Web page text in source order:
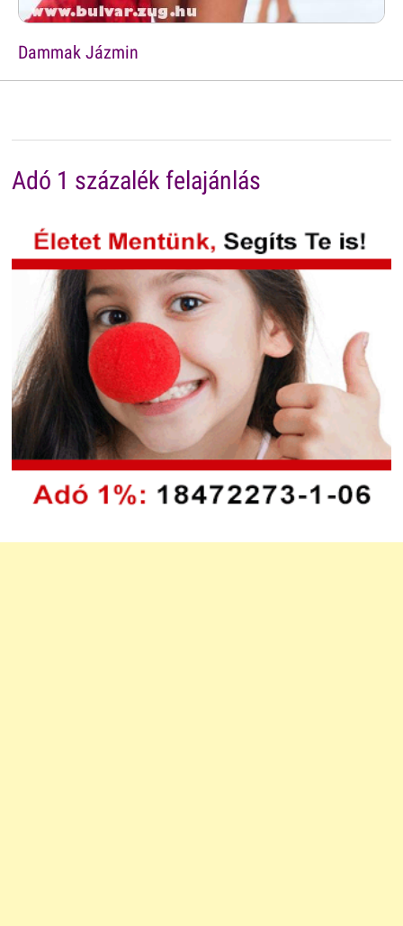
Dammak Jázmin
Adó 1 százalék felajánlás